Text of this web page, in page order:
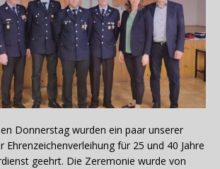
Donnerstag wurden ein paar unserer
Ehrenzeichenverleihung für 25 und 40 Jahre
geehrt. Die Zeremonie wurde von